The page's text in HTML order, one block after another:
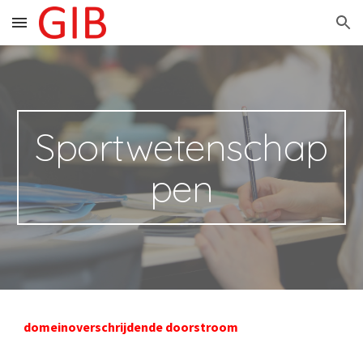
Skip to main content Skip to navigation
Sportwetenschap
pen
domeinoverschrijdende doorstroom